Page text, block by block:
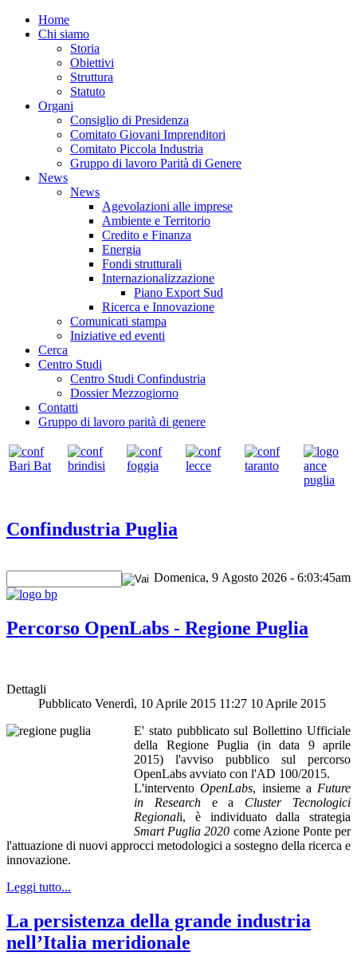
Home
Chi siamo
Storia
Obiettivi
Struttura
Statuto
Organi
Consiglio di Presidenza
Comitato Giovani Imprenditori
Comitato Piccola Industria
Gruppo di lavoro Parità di Genere
News
News
Agevolazioni alle imprese
Ambiente e Territorio
Credito e Finanza
Energia
Fondi strutturali
Internazionalizzazione
Piano Export Sud
Ricerca e Innovazione
Comunicati stampa
Iniziative ed eventi
Cerca
Centro Studi
Centro Studi Confindustria
Dossier Mezzogiorno
Contatti
Gruppo di lavoro parità di genere
Confindustria Puglia
Domenica, 9 Agosto 2026 - 6:03:45am
Percorso OpenLabs - Regione Puglia
Dettagli
Pubblicato Venerdì, 10 Aprile 2015 11:27 10 Aprile 2015
E' stato pubblicato sul Bollettino Ufficiale
della Regione Puglia (in data 9 aprile
2015) l'avviso pubblico sul percorso
OpenLabs avviato con l'AD 100/2015.
L'interventoOpenLabs, insieme a Future
in Researche a Cluster Tecnologici
Regionali, è individuato dalla strategia
Smart Puglia 2020 come Azione Ponte per
l'attuazione di nuovi approcci metodologici a sostegno della ricerca e
innovazione.
Leggi tutto...
La persistenza della grande industria
nell’Italia meridionale